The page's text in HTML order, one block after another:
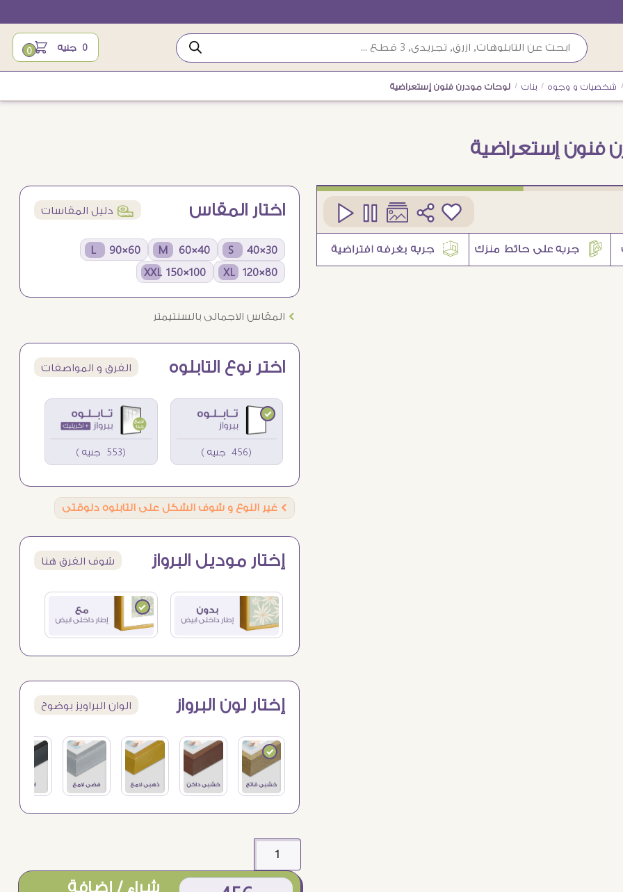
0 جنيه 0
/ شخصيات و وجوه / بنات / لوحات مودرن فنون إستعراضية
فنون إستعراضية
2 اختار المقاس í دليل المقاسات
30×40 S
40×60 M
60×90 L
80×120 XL
100×150 XXL
Ö المقاس الاجمالى بالسنتيمتر
اختر نوع التابلوه الفرق و المواصفات
(456 جنيه ) (553 جنيه )
Ö غير النوع و شوف الشكل على التابلوه دلوقتى
إختار موديل البرواز شوف الفرق هنا
إختار لون البرواز الوان البراويز بوضوح
شراء / إضافة